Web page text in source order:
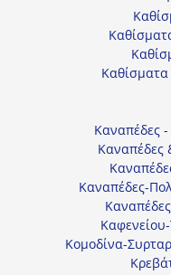
Καναπέδες
Καναπέδες
Καναπέδες-
Κομοδίνα-